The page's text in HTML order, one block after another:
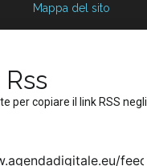
Mappa del sito
per copiare il link RSS negli